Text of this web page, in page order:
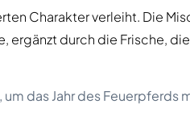
Charakter verleiht. Die
ergänzt durch die Frische,
das Jahr des Feuerpferds